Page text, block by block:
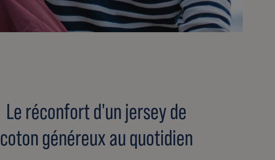
Le réconfort d'un jersey de
coton généreux au quotidien